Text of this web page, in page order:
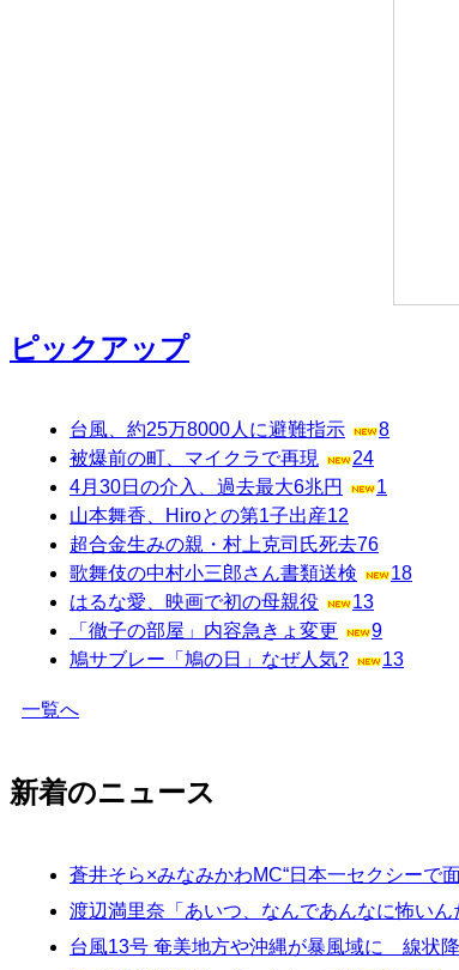
ピックアップ
台風、約25万8000人に避難指示
8
被爆前の町、マイクラで再現
24
4月30日の介入、過去最大6兆円
1
山本舞香、Hiroとの第1子出産12
超合金生みの親・村上克司氏死去76
歌舞伎の中村小三郎さん書類送検
18
はるな愛、映画で初の母親役
13
「徹子の部屋」内容急きょ変更
9
鳩サブレー「鳩の日」なぜ人気?
13
一覧へ
新着のニュース
蒼井そら×みなみかわMC“日本一セクシーで
渡辺満里奈「あいつ、なんであんなに怖い
台風13号 奄美地方や沖縄が暴風域に 線状